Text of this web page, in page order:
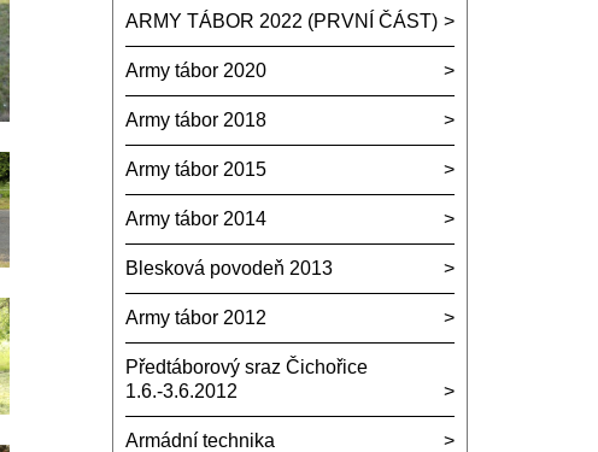
ARMY TÁBOR 2022 (PRVNÍ ČÁST)
Army tábor 2020
Army tábor 2018
Army tábor 2015
Army tábor 2014
Blesková povodeň 2013
Army tábor 2012
Předtáborový sraz Čichořice
1.6.-3.6.2012
Armádní technika